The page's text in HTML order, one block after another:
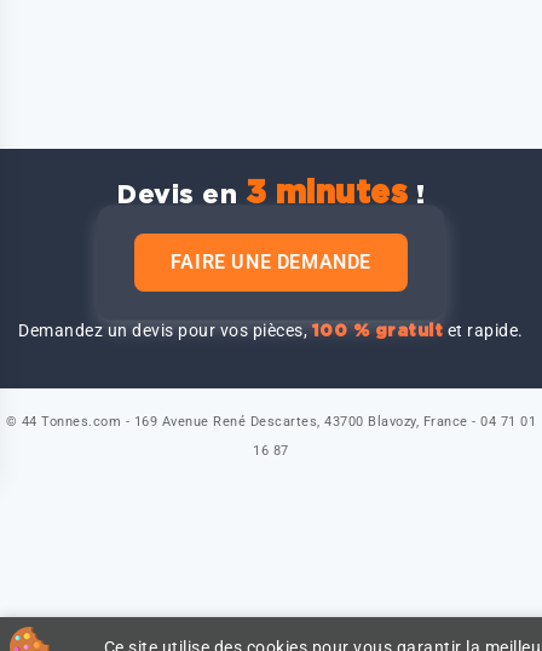
Devis en 3 minutes !
FAIRE UNE DEMANDE
Demandez un devis pour vos pièces,100 % gratuit et rapide.
© 44 Tonnes.com - 169 Avenue René Descartes, 43700 Blavozy, France - 04 71 01
16 87